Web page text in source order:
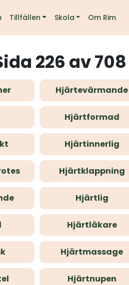
Tillfällen Skola Om Rim
226 av 708
Hjärtevärmande
Hjärtformad
Hjärtinnerlig
Hjärtklappning
Hjärtlig
Hjärtläkare
Hjärtmassage
Hjärtnupen